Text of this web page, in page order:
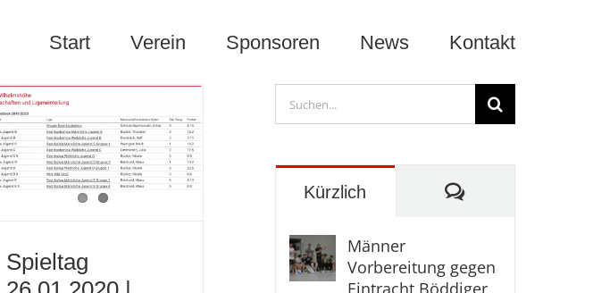
Start Verein Sponsoren News Kontakt
Spieltag
Suche
nach:
Kürzlich Kommentare
Männer
Vorbereitung gegen
Eintracht Böddiger